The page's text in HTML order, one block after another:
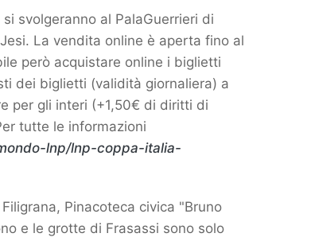
svolgeranno al PalaGuerrieri di
La vendita online è aperta fino al
però acquistare online i biglietti
dei biglietti (validità giornaliera) a
per gli interi (+1,50€ di diritti di
tutte le informazioni
lnp/lnp-coppa-italia-
Pinacoteca civica "Bruno
e le grotte di Frasassi sono solo